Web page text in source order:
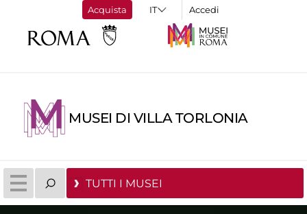
Acquista Accedi
MUSEI DI VILLA TORLONIA
TUTTI I MUSEI